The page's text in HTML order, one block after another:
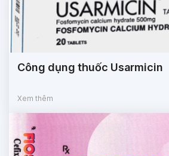
Công dụng thuốc Usarmicin
Xem thêm